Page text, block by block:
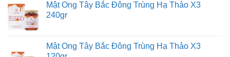
Mật Ong Tây Bắc Đông Trùng Hạ Thảo X3
240gr
Mật Ong Tây Bắc Đông Trùng Hạ Thảo X3